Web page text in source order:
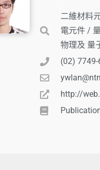
二維材料
電元件 /
物理及 量
(02)
http://